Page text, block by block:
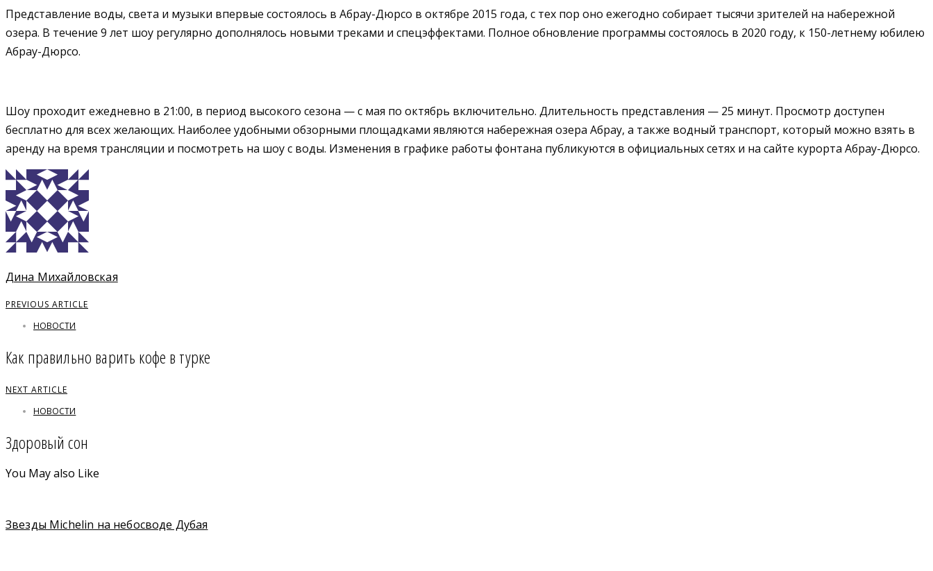
Представление воды, света и музыки впервые состоялось в Абрау-Дюрсо в октябре 2015 года, с тех пор оно ежегодно собирает тысячи зрителей на набережной
озера. В течение 9 лет шоу регулярно дополнялось новыми треками и спецэффектами. Полное обновление программы состоялось в 2020 году, к 150-летнему юбилею
Абрау-Дюрсо.
Шоу проходит ежедневно в 21:00, в период высокого сезона — с мая по октябрь включительно. Длительность представления — 25 минут. Просмотр доступен
бесплатно для всех желающих. Наиболее удобными обзорными площадками являются набережная озера Абрау, а также водный транспорт, который можно взять в
аренду на время трансляции и посмотреть на шоу с воды. Изменения в графике работы фонтана публикуются в официальных сетях и на сайте курорта Абрау-Дюрсо.
Дина Михайловская
PREVIOUS ARTICLE
НОВОСТИ
Как правильно варить кофе в турке
NEXT ARTICLE
НОВОСТИ
Здоровый сон
You May also Like
Звезды Michelin на небосводе Дубая